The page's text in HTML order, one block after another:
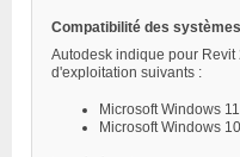
Compatibilité des
Autodesk indique pour
d'exploitation suivants :
Microsoft Windows
Microsoft Windows